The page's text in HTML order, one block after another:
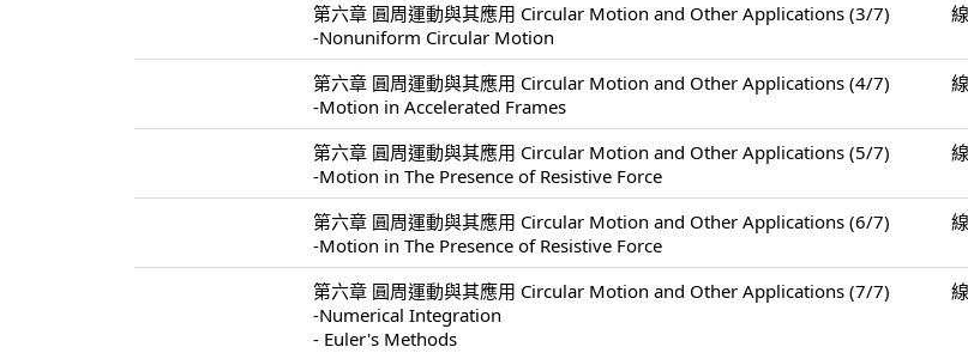
第六章 圓周運動與其應用 Circular Motion and Other Applications (3/7)
-Nonuniform Circular Motion
第六章 圓周運動與其應用 Circular Motion and Other Applications (4/7)
-Motion in Accelerated Frames
第六章 圓周運動與其應用 Circular Motion and Other Applications (5/7)
-Motion in The Presence of Resistive Force
第六章 圓周運動與其應用 Circular Motion and Other Applications (6/7)
-Motion in The Presence of Resistive Force
第六章 圓周運動與其應用 Circular Motion and Other Applications (7/7)
-Numerical Integration
- Euler's Methods